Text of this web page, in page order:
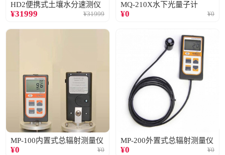
HD2便携式土壤水分速测仪
¥31999 ¥31999
MQ-210X水下光量子计
¥0 ¥0
MP-100内置式总辐射测量仪
¥0 ¥0
MP-200外置式总辐射测量仪
¥0 ¥0